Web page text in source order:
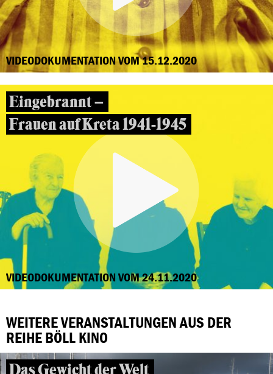
VIDEODOKUMENTATION VOM 15.12.2020
Eingebrannt –
Frauen auf Kreta 1941-1945
VIDEODOKUMENTATION VOM 24.11.2020
WEITERE VERANSTALTUNGEN AUS DER
REIHE BÖLL KINO
Das Gewicht der Welt